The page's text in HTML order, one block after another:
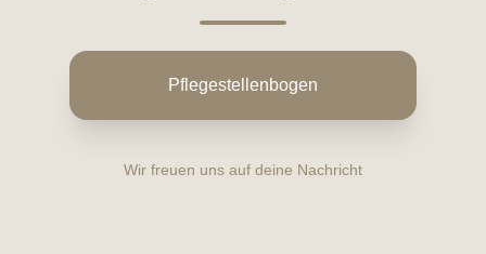
Pflegestellenbogen
Wir freuen uns auf deine Nachricht